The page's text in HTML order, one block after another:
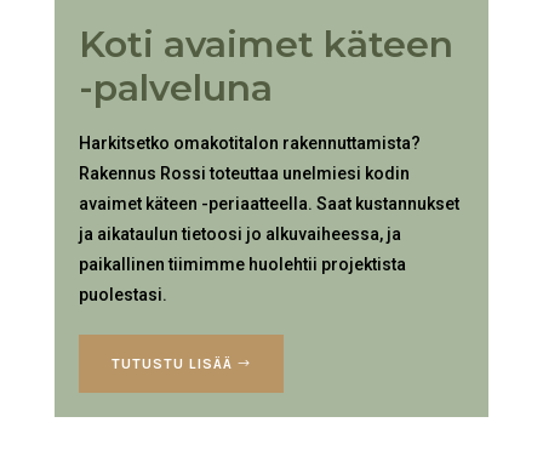
Koti avaimet käteen
-palveluna
Harkitsetko omakotitalon rakennuttamista?
Rakennus Rossi toteuttaa unelmiesi kodin
avaimet käteen -periaatteella. Saat kustannukset
ja aikataulun tietoosi jo alkuvaiheessa, ja
paikallinen tiimimme huolehtii projektista
puolestasi.
TUTUSTU LISÄÄ